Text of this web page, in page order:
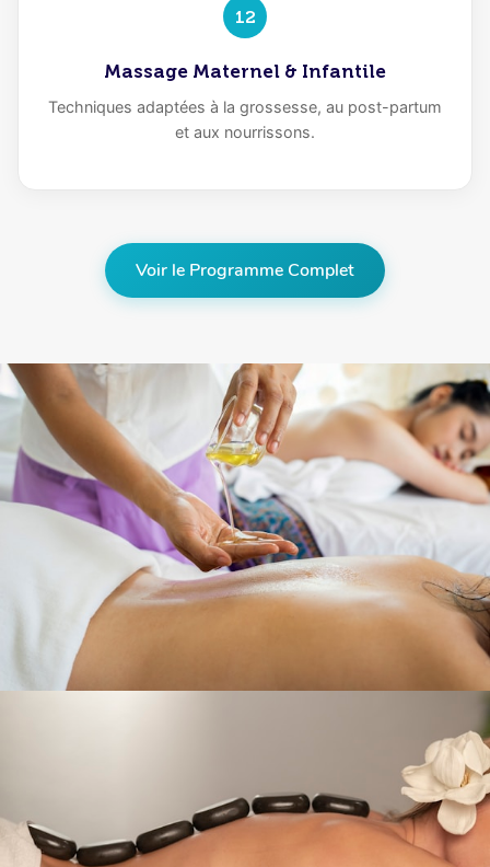
12
Massage Maternel & Infantile
Techniques adaptées à la grossesse, au post-partum
et aux nourrissons.
Voir le Programme Complet